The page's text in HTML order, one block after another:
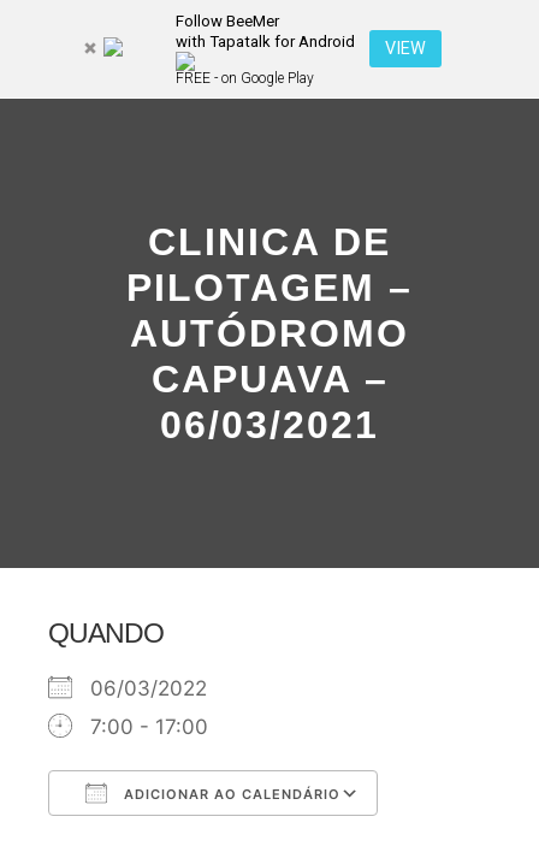
Follow BeeMer
with Tapatalk for Android
FREE - on Google Play
VIEW
CLINICA DE
PILOTAGEM –
AUTÓDROMO
CAPUAVA –
06/03/2021
QUANDO
06/03/2022
7:00 - 17:00
ADICIONAR AO CALENDÁRIO